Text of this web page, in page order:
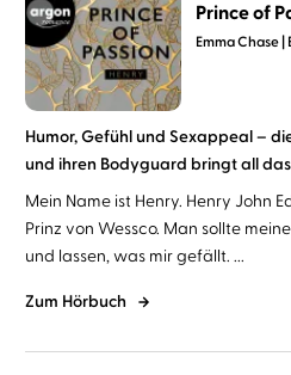
Emma Chase
Prince of
Humor, Gefühl und Sexappeal –
und ihren Bodyguard bringt all
Mein Name ist Henry. Henry John
Prinz von Wessco. Man sollte
und lassen, was mir gefällt. ...
Zum Hörbuch